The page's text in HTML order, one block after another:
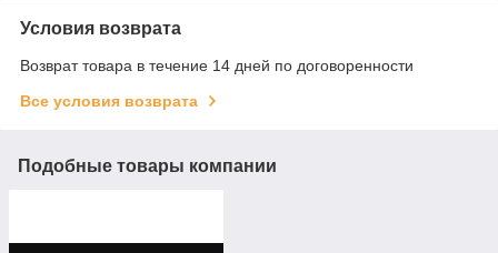
Условия возврата
Возврат товара в течение 14 дней по договоренности
Все условия возврата
Подобные товары компании